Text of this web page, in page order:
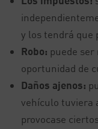
y los tendrá que
Robo: puede
oportunidad de
Daños ajenos:
vehículo tuviera
provocase